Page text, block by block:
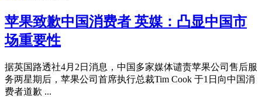
苹果致歉中国消费者 英媒：凸显中国市
场重要性
据英国路透社4月2日消息，中国多家媒体谴责苹果公司售后服
务两星期后，苹果公司首席执行总裁Tim Cook 于1日向中国消
费者道歉 ...